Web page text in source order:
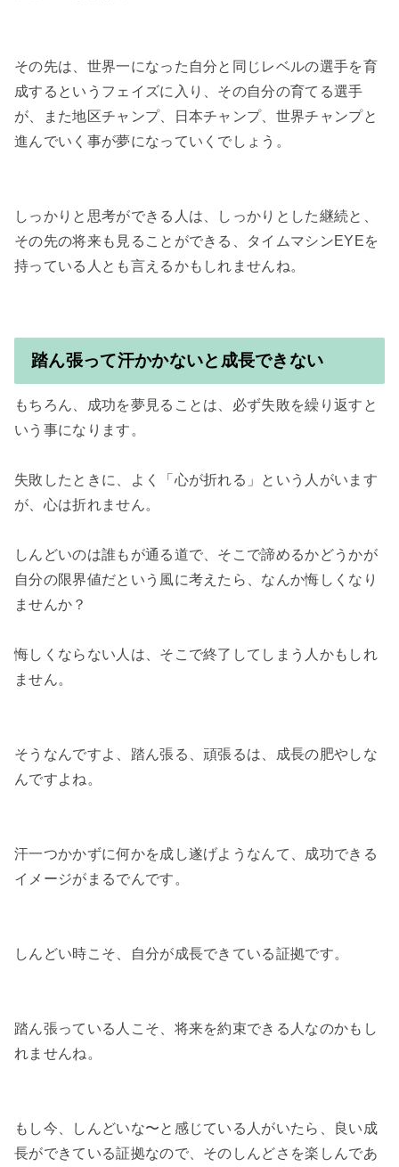
その先は、世界一になった自分と同じレベルの選手を育
成するというフェイズに入り、その自分の育てる選手
が、また地区チャンプ、日本チャンプ、世界チャンプと
進んでいく事が夢になっていくでしょう。
しっかりと思考ができる人は、しっかりとした継続と、
その先の将来も見ることができる、タイムマシンEYEを
持っている人とも言えるかもしれませんね。
踏ん張って汗かかないと成長できない
もちろん、成功を夢見ることは、必ず失敗を繰り返すと
いう事になります。
失敗したときに、よく「心が折れる」という人がいます
が、心は折れません。
しんどいのは誰もが通る道で、そこで諦めるかどうかが
自分の限界値だという風に考えたら、なんか悔しくなり
ませんか？
悔しくならない人は、そこで終了してしまう人かもしれ
ません。
そうなんですよ、踏ん張る、頑張るは、成長の肥やしな
んですよね。
汗一つかかずに何かを成し遂げようなんて、成功できる
イメージがまるでんです。
しんどい時こそ、自分が成長できている証拠です。
踏ん張っている人こそ、将来を約束できる人なのかもし
れませんね。
もし今、しんどいな〜と感じている人がいたら、良い成
長ができている証拠なので、そのしんどさを楽しんであ